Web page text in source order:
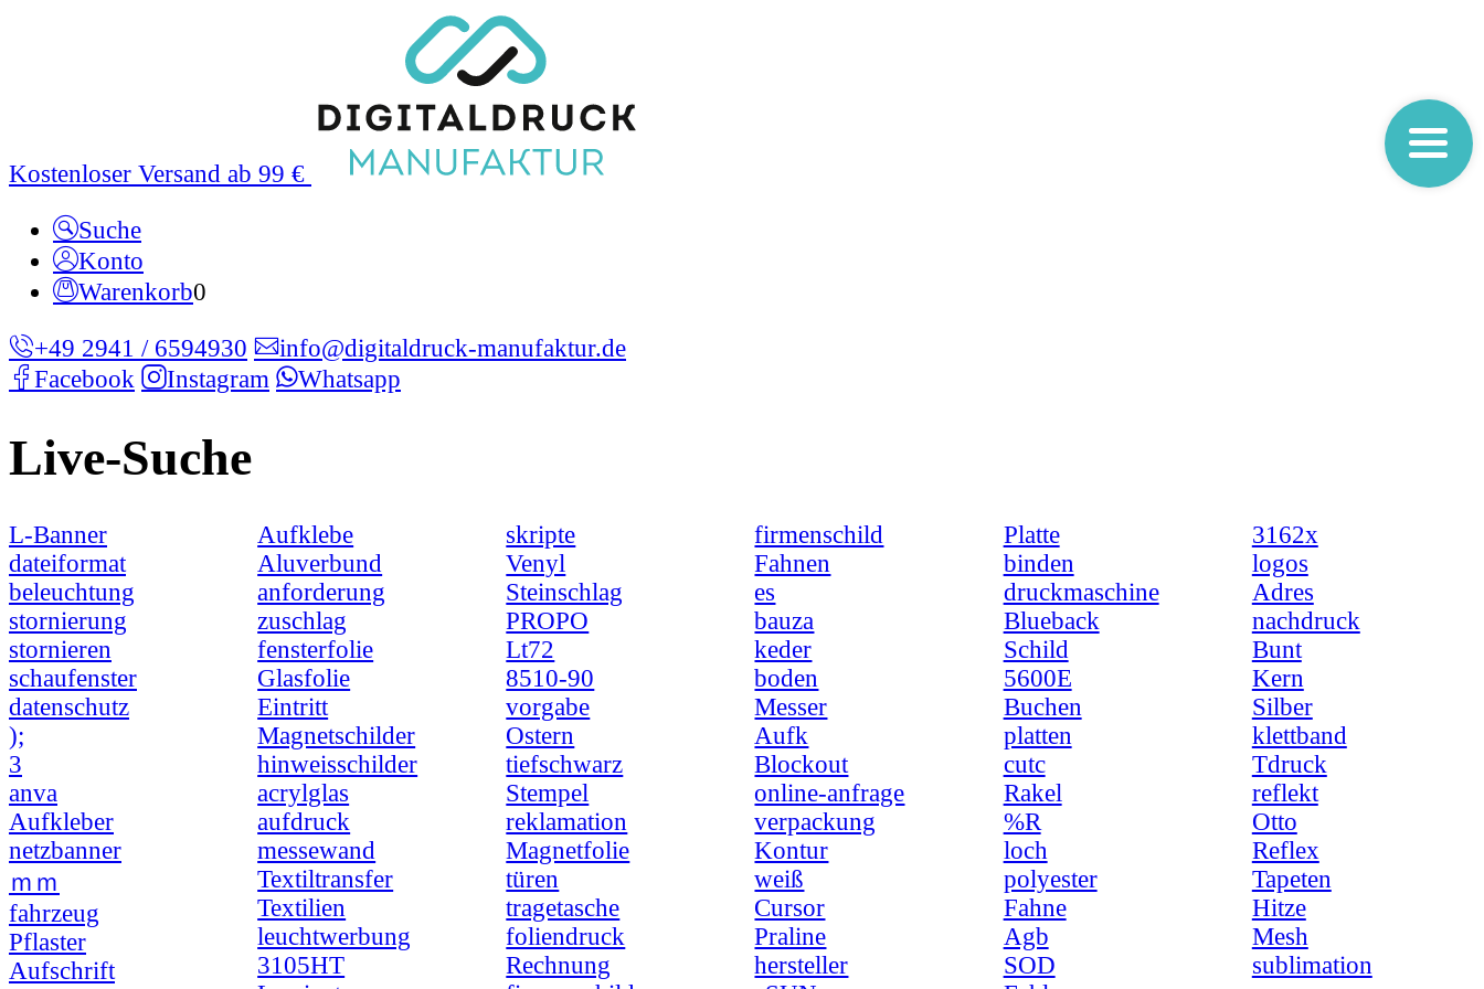
Kostenloser Versand ab 99 €
Suche
Konto
Warenkorb0
+49 2941 / 6594930
info@digitaldruck-manufaktur.de
Facebook
Instagram Whatsapp
Live-Suche
L-Banner
dateiformat
beleuchtung
stornierung
stornieren
schaufenster
datenschutz
);
3
anva
Aufkleber
netzbanner
ｍｍ
fahrzeug
Pflaster
Aufschrift
Aufklebe
Aluverbund
anforderung
zuschlag
fensterfolie
Glasfolie
Eintritt
Magnetschilder
hinweisschilder
acrylglas
aufdruck
messewand
Textiltransfer
Textilien
leuchtwerbung
3105HT
skripte
Venyl
Steinschlag
PROPO
Lt72
8510-90
vorgabe
Ostern
tiefschwarz
Stempel
reklamation
Magnetfolie
türen
tragetasche
foliendruck
Rechnung
firmenschild
Fahnen
es
bauza
keder
boden
Messer
Aufk
Blockout
online-anfrage
verpackung
Kontur
weiß
Cursor
Praline
hersteller
Platte
binden
druckmaschine
Blueback
Schild
5600E
Buchen
platten
cutc
Rakel
%R
loch
polyester
Fahne
Agb
SOD
3162x
logos
Adres
nachdruck
Bunt
Kern
Silber
klettband
Tdruck
reflekt
Otto
Reflex
Tapeten
Hitze
Mesh
sublimation